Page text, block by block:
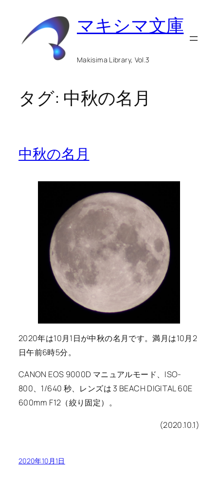
マキシマ文庫
Makisima Library, Vol.3
タグ: 中秋の名月
中秋の名月
2020年は10月1日が中秋の名月です。満月は10月2
日午前6時5分。
CANON EOS 9000D マニュアルモード、ISO-
800、1/640 秒、レンズは 3 BEACH DIGITAL 60E
600mm F12（絞り固定）。
(2020.10.1)
2020年10月1日